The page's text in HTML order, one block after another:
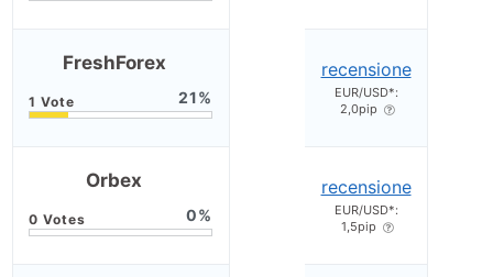
FreshForex
21
recensione
EUR/USD*:
2,0pip
Orbex
0
recensione
EUR/USD*:
1,5pip